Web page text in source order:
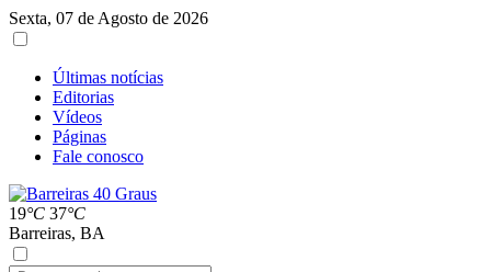
Sexta, 07 de Agosto de 2026
Últimas notícias
Editorias
Vídeos
Páginas
Fale conosco
19°C 37°C
Barreiras, BA